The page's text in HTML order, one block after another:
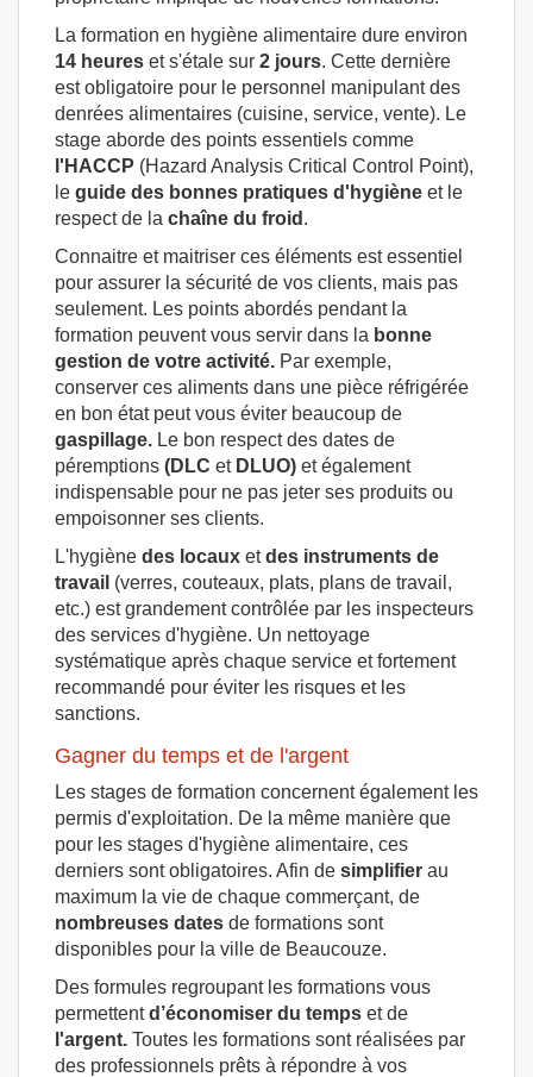
La formation en hygiène alimentaire dure environ
14 heures et s'étale sur 2 jours. Cette dernière
est obligatoire pour le personnel manipulant des
denrées alimentaires (cuisine, service, vente). Le
stage aborde des points essentiels comme
l'HACCP (Hazard Analysis Critical Control Point),
le guide des bonnes pratiques d'hygiène et le
respect de la chaîne du froid .
Connaitre et maitriser ces éléments est essentiel
pour assurer la sécurité de vos clients, mais pas
seulement. Les points abordés pendant la
formation peuvent vous servir dans la bonne
gestion de votre activité. Par exemple,
conserver ces aliments dans une pièce réfrigérée
en bon état peut vous éviter beaucoup de
gaspillage. Le bon respect des dates de
péremptions (DLC et DLUO) et également
indispensable pour ne pas jeter ses produits ou
empoisonner ses clients.
L'hygiène des locaux etdes instruments de
travail (verres, couteaux, plats, plans de travail,
etc.) est grandement contrôlée par les inspecteurs
des services d'hygiène. Un nettoyage
systématique après chaque service et fortement
recommandé pour éviter les risques et les
sanctions.
Gagner du temps et de l'argent
Les stages de formation concernent également les
permis d'exploitation. De la même manière que
pour les stages d'hygiène alimentaire, ces
derniers sont obligatoires. Afin de simplifier au
maximum la vie de chaque commerçant, de
nombreuses dates de formations sont
disponibles pour la ville de Beaucouze.
Des formules regroupant les formations vous
permettentd’économiser du temps et de
l'argent. Toutes les formations sont réalisées par
des professionnels prêts à répondre à vos